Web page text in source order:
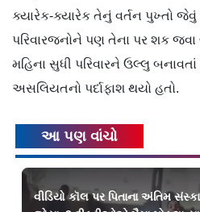
ક્યારેક-ક્યારેક તેનું વર્તન પુખ્તો
પરિવારજનોને પણ તેના પર શક
મહિના સુધી પરિવારને ઉલ્લુ
અસલિયતનો પર્દાફાશ થયો હતો.
આ પણ વાંચો
વીડિયો કૉલ પર પિતાના અંતિમ